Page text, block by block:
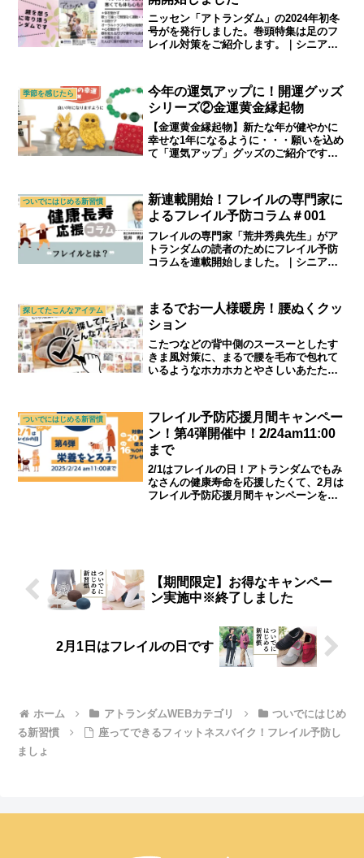
ニッセン「アトランダム」の2024年初冬
号がを発行しました。巻頭特集は足のフ
レイル対策をご紹介します。｜シニアラ
季節を感じたら
今年の運気アップに！開運グッズ
シリーズ②金運黄金縁起物
【金運黄金縁起物】新たな年が健やかに
幸せな1年になるように・・・願いを込め
て「運気アップ」グッズのご紹介です。
ついでにはじめる新習慣
新連載開始！フレイルの専門家に
よるフレイル予防コラム＃001
フレイルの専門家「荒井秀典先生」がア
トランダムの読者のためにフレイル予防
コラムを連載開始しました。｜シニアラ
探してたこんなアイテム
まるでお一人様暖房！腰ぬくクッ
ション
こたつなどの背中側のスースーとしたす
きま風対策に、まるで腰を毛布で包れて
いるようなホカホカとやさしいあたたか
す。｜シニアライフ＆シニアファッショ
ン通販ショップ「アトランダム」
ついでにはじめる新習慣
フレイル予防応援月間キャンペー
ン！第4弾開催中！2/24am11:00
まで
2/1はフレイルの日！アトランダムでもみ
なさんの健康寿命を応援したくて、2月は
フレイル予防応援月間キャンペーンを行
【期間限定】お得なキャンペー
ン実施中※終了しました
2月1日はフレイルの日です
ホーム アトランダムWEBカテゴリ
ついでにはじめ
る新習慣
座ってできるフィットネスバイク！フレイル予防し
ましょ